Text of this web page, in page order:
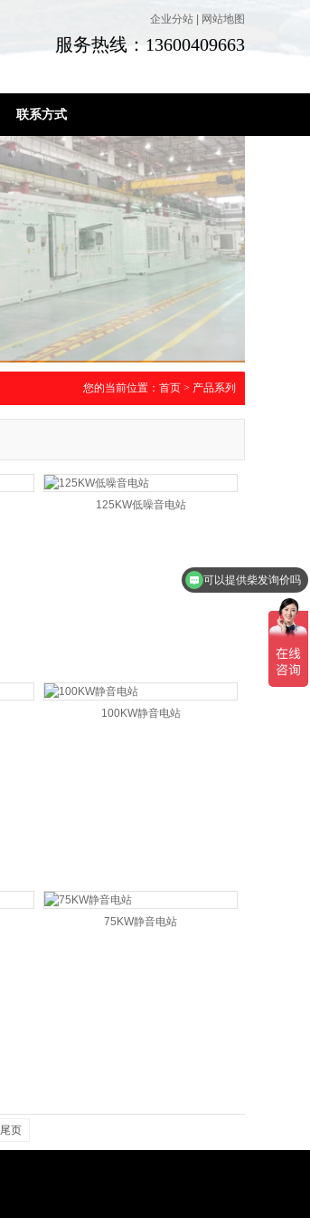
企业分站 网站地图
服务热线：13600409663
联系方式
您的当前位置： 首页 > 产品系列
125KW低噪音电站
100KW静音电站
75KW静音电站
尾页
可以提供柴发询价吗